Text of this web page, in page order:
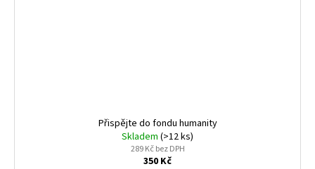
Přispějte do fondu humanity
Skladem (>12 ks)
289 Kč bez DPH
350 Kč